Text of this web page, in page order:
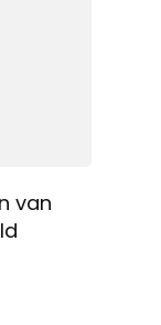
van